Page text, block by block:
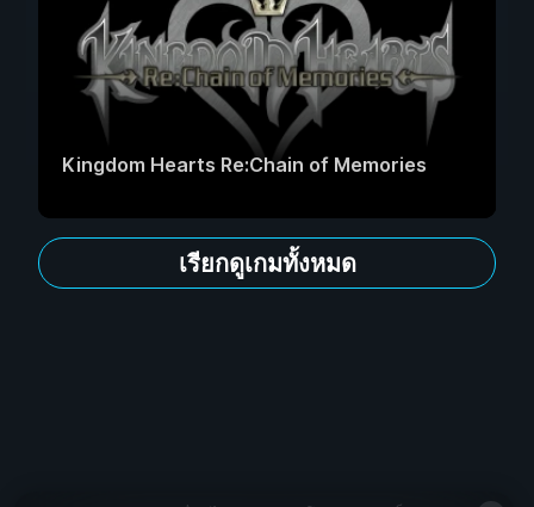
Kingdom Hearts Re:Chain of Memories
เรียกดูเกมทั้งหมด